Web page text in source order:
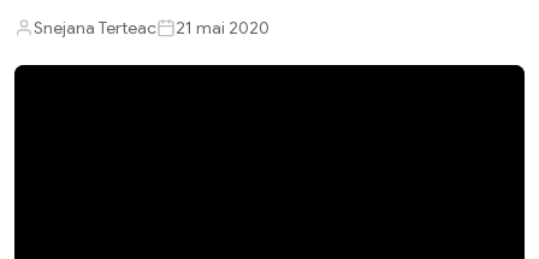
Snejana Terteac 21 mai 2020